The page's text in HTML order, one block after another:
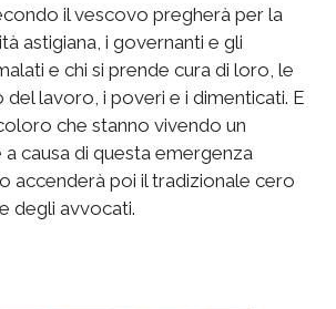
il vescovo pregherà per la
astigiana, i governanti e gli
e chi si prende cura di loro, le
del lavoro, i poveri e i dimenticati. E
che stanno vivendo un
causa di questa emergenza
accenderà poi il tradizionale cero
degli avvocati.